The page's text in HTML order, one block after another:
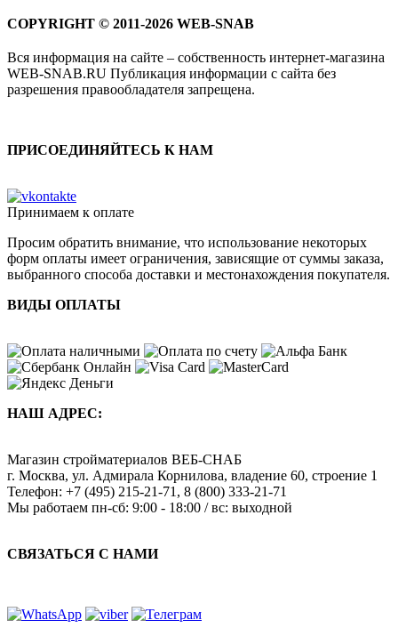
COPYRIGHT © 2011-2026 WEB-SNAB
Вся информация на сайте – собственность интернет-магазина
WEB-SNAB.RU Публикация информации с сайта без
разрешения правообладателя запрещена.
ПРИСОЕДИНЯЙТЕСЬ К НАМ
Принимаем к оплате
Просим обратить внимание, что использование некоторых
форм оплаты имеет ограничения, зависящие от суммы заказа,
выбранного способа доставки и местонахождения покупателя.
ВИДЫ ОПЛАТЫ
НАШ АДРЕС:
Магазин стройматериалов ВЕБ-СНАБ
г. Москва, ул. Адмирала Корнилова, владение 60, строение 1
Телефон: +7 (495) 215-21-71 , 8 (800) 333-21-71
Мы работаем пн-сб: 9:00 - 18:00 / вс: выходной
СВЯЗАТЬСЯ С НАМИ